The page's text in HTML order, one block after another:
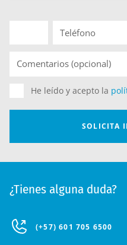
¿Tienes alguna duda?
(+57) 601 705 6500